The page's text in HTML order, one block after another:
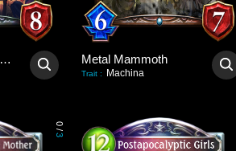
Pandora, Plague Giver Metal Mammoth
Trait : Machina
0
/
3